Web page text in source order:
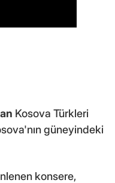
Kosova Türkleri
güneyindeki
konsere,